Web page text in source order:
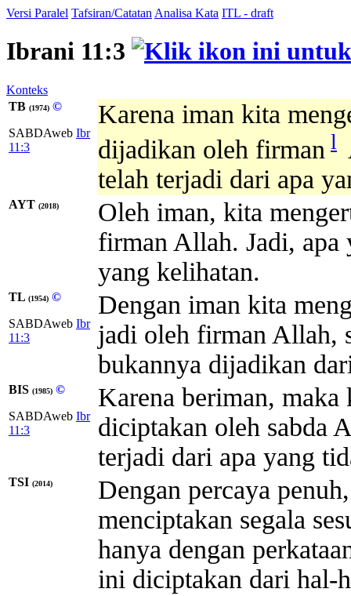
Versi Paralel Tafsiran/Catatan Analisa Kata ITL - draft
Ibrani 11:3
Konteks
TB (1974) ©
SABDAweb Ibr
11:3
Karena iman kita
dijadikan oleh firman l
telah terjadi dari apa
AYT (2018)
Oleh iman, kita
firman Allah. Jadi, apa
yang kelihatan.
TL (1954) ©
SABDAweb Ibr
11:3
Dengan iman kita
jadi oleh firman Allah,
bukannya dijadikan
BIS (1985) ©
SABDAweb Ibr
11:3
Karena beriman,
diciptakan oleh sabda
terjadi dari apa yang
TSI (2014)
Dengan percaya
menciptakan segala
hanya dengan
ini diciptakan dari hal-